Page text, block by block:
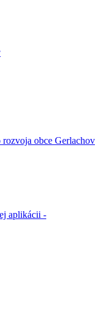
rozvoja obce Gerlachov
aplikácii -